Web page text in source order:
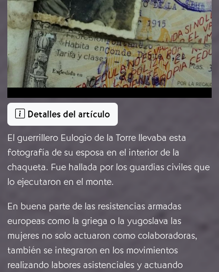
Detalles del artículo
El guerrillero Eulogio de la Torre llevaba esta
fotografía de su esposa en el interior de la
chaqueta. Fue hallada por los guardias civiles que
lo ejecutaron en el monte.
En buena parte de las resistencias armadas
europeas como la griega o la yugoslava las
mujeres no solo actuaron como colaboradoras,
también se integraron en los movimientos
realizando labores asistenciales y actuando